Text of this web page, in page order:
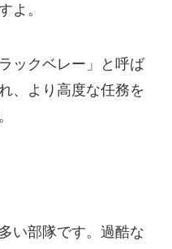
よ。
ックベレー」と呼ば
、より高度な任務を
い部隊です。過酷な